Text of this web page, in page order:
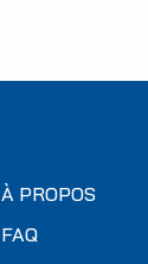
À PROPOS
FAQ